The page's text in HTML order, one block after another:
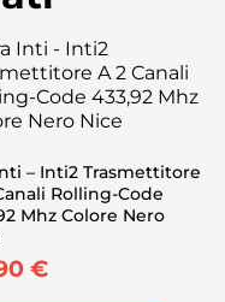
– Inti2 Trasmettitore
Rolling-Code
Mhz Colore Nero
€